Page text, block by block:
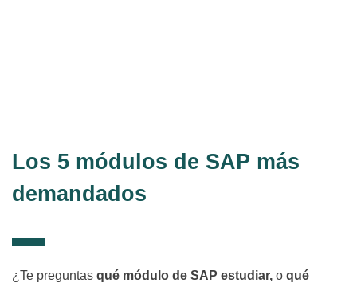
Los 5 módulos de SAP más
demandados
¿Te preguntas qué módulo de SAP estudiar, o qué